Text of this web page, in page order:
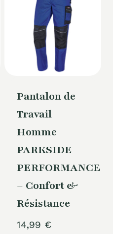
Pantalon de
Travail
Homme
PARKSIDE
PERFORMANCE®
– Confort &
Résistance
14,99 €